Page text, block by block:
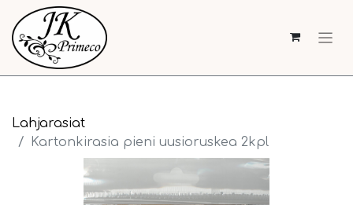
Lahjarasiat
Kartonkirasia pieni uusioruskea 2kpl